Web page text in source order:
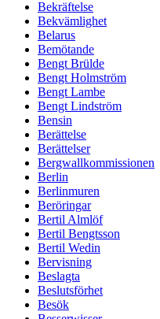
Bekräftelse
Bekvämlighet
Belarus
Bemötande
Bengt Brülde
Bengt Holmström
Bengt Lambe
Bengt Lindström
Bensin
Berättelse
Berättelser
Bergwallkommissionen
Berlin
Berlinmuren
Beröringar
Bertil Almlöf
Bertil Bengtsson
Bertil Wedin
Bervisning
Beslagta
Beslutsförhet
Besök